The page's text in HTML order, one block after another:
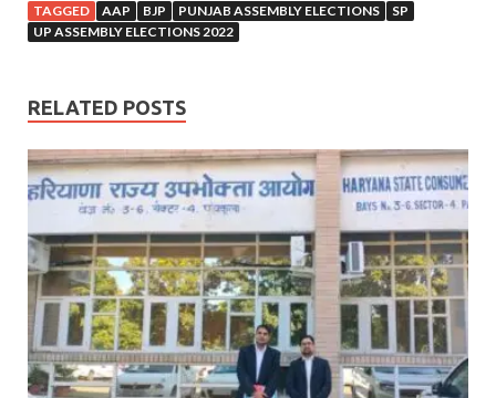
TAGGED AAP BJP PUNJAB ASSEMBLY ELECTIONS
SP
UP ASSEMBLY ELECTIONS 2022
RELATED POSTS